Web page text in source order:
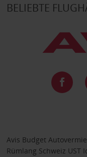
BELIEBTE
Avis Budget
Rümlang Schweiz UST